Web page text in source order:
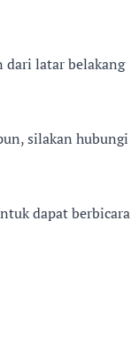
dari latar belakang
silakan hubungi
dapat berbicara